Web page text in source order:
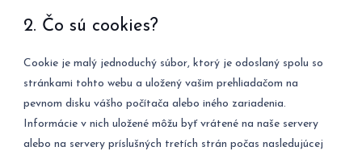
2. Čo sú cookies?
Cookie je malý jednoduchý súbor, ktorý je odoslaný spolu so
stránkami tohto webu a uložený vašim prehliadačom na
pevnom disku vášho počítača alebo iného zariadenia.
Informácie v nich uložené môžu byť vrátené na naše servery
alebo na servery príslušných tretích strán počas nasledujúcej